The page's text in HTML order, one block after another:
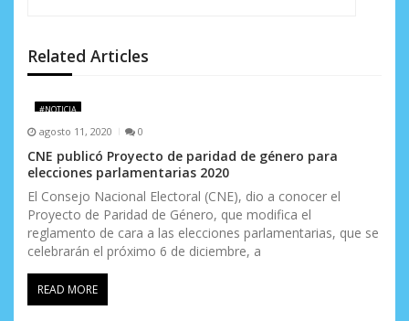
n
d
e
e
n
t
r
a
Related Articles
#NOTICIA
agosto 11, 2020 0
CNE publicó Proyecto de paridad de género para
elecciones parlamentarias 2020
El Consejo Nacional Electoral (CNE), dio a conocer el
Proyecto de Paridad de Género, que modifica el
reglamento de cara a las elecciones parlamentarias, que se
celebrarán el próximo 6 de diciembre, a
READ MORE